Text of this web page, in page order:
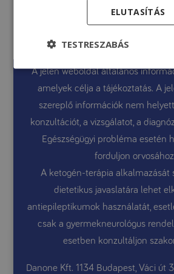
olasszal
A jelen weboldal általános
amelyek célja a tájékoztatás. A
szereplő információk nem
konzultációt, a vizsgálatot, a
Egészségügyi probléma esetén
forduljon
A ketogén-terápia alkalmazását
dietetikus javaslatára lehet
antiepileptikumok használatát,
csak a gyermekneurológus
esetben konzultáljon
Danone Kft. 1134 Budapest, Váci út
ELUTASÍTÁS
TESTRESZABÁS